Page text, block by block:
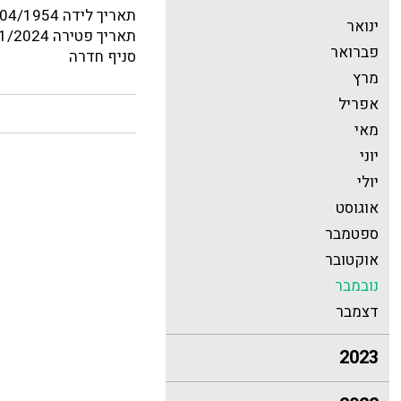
ינואר
פברואר
מרץ
אפריל
מאי
יוני
יולי
אוגוסט
ספטמבר
אוקטובר
נובמבר
דצמבר
2023
תאריך לידה 08/04/1954
תאריך פטירה 02/11/2024
סניף חדרה